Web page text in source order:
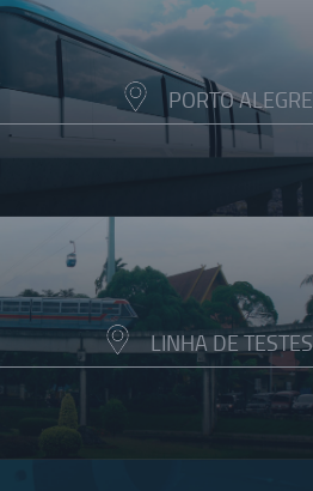
PORTO ALEGRE
LINHA DE TESTES